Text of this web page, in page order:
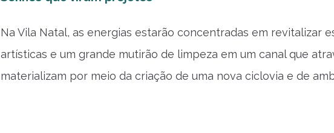
Na Vila Natal, as energias estarão concentradas em revitalizar
artísticas e um grande mutirão de limpeza em um canal que
materializam por meio da criação de uma nova ciclovia e de